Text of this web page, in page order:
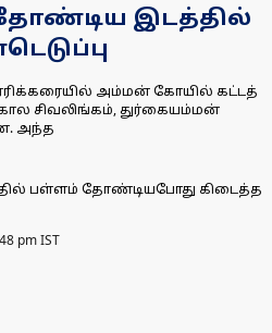
இடத்தில்
ஏரிக்கரையில் அம்மன் கோயில் கட்டத்
சிவலிங்கம், துர்கையம்மன்
அந்த
பள்ளம் தோண்டியபோது கிடைத்த
pm IST